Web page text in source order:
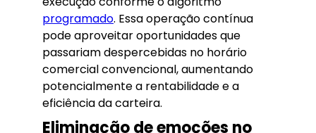
programado. Essa operação contínua
pode aproveitar oportunidades que
passariam despercebidas no horário
comercial convencional, aumentando
potencialmente a rentabilidade e a
eficiência da carteira.
Eliminação de emoções no